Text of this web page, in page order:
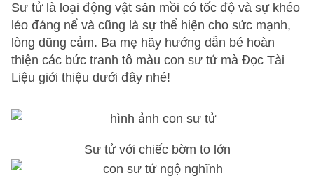
Sư tử là loại động vật săn mồi có tốc độ và sự khéo
léo đáng nể và cũng là sự thể hiện cho sức mạnh,
lòng dũng cảm. Ba mẹ hãy hướng dẫn bé hoàn
thiện các bức tranh tô màu con sư tử mà Đọc Tài
Liệu giới thiệu dưới đây nhé!
Sư tử với chiếc bờm to lớn